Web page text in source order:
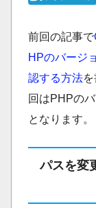
前回の記事で
HPのバージ
認する方法
回はPHPの
となります。
パスを変